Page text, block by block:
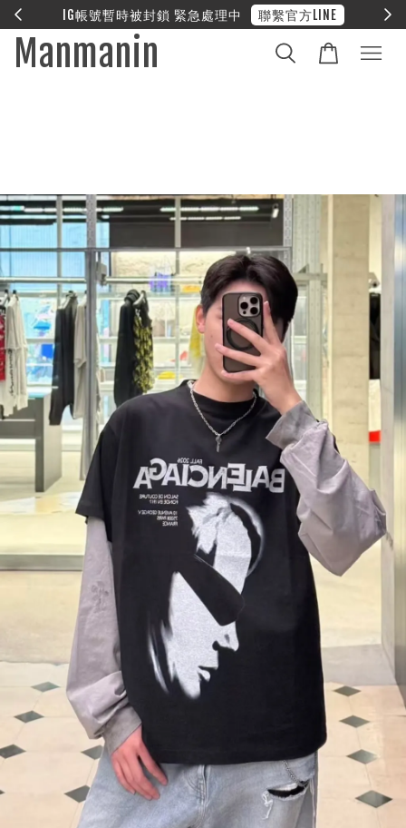
急處理中 聯繫官方LINE ❤︎ 全館滿兩萬享
Manmanin